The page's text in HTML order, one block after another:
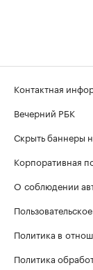
Контактная
Вечерний РБК
Скрыть баннеры
Корпоративная
О соблюдении
Политика в
Политика